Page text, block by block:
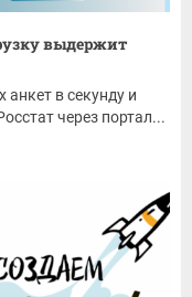
выдержит
в секунду и
через портал...